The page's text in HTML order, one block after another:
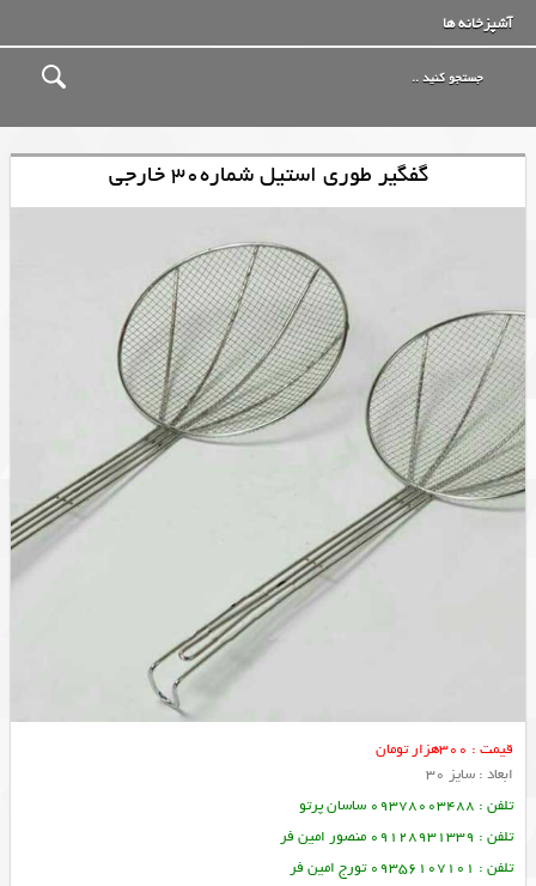
آشپزخانه ها
گفگیر طوری استیل شماره30 خارجی
قیمت : 300هزار تومان
ابعاد : سایز 30
تلفن : 09378003488 ساسان پرتو
تلفن : 09128931339 منصور امین فر
تلفن : 09356107101 تورج امین فر